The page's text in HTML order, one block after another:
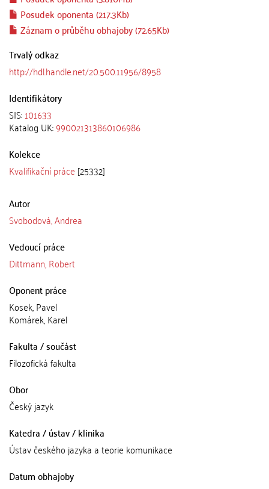
Posudek oponenta (217.3Kb)
Záznam o průběhu obhajoby (72.65Kb)
Trvalý odkaz
http://hdl.handle.net/20.500.11956/8958
Identifikátory
SIS:101633
Katalog UK:990021313860106986
Kolekce
Kvalifikační práce [25332]
Autor
Svobodová, Andrea
Vedoucí práce
Dittmann, Robert
Oponent práce
Kosek, Pavel
Komárek, Karel
Fakulta / součást
Filozofická fakulta
Obor
Český jazyk
Katedra / ústav / klinika
Ústav českého jazyka a teorie komunikace
Datum obhajoby